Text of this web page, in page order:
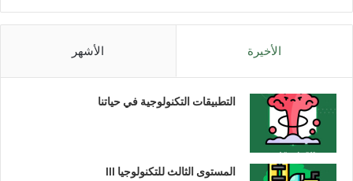
الأخيرة الأشهر
التطبيقات التكنولوجية في حياتنا
المستوى الثالث للتكنولوجيا III